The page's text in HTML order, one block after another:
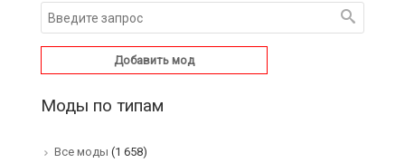
Добавить мод
Моды по типам
Все моды (1 658)